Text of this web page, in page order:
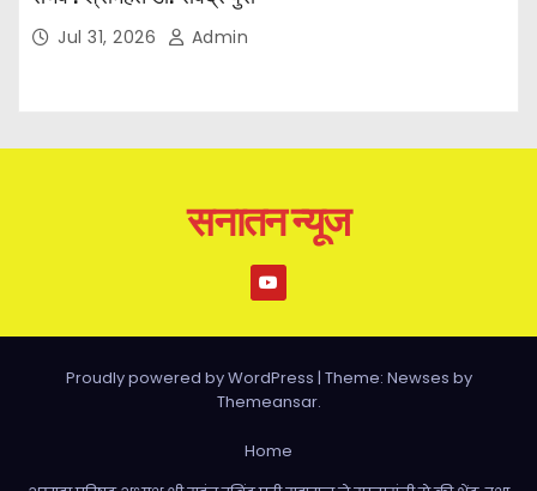
Jul 31, 2026 Admin
सनातन न्यूज
Proudly powered by WordPress | Theme: Newses by
Themeansar.
Home